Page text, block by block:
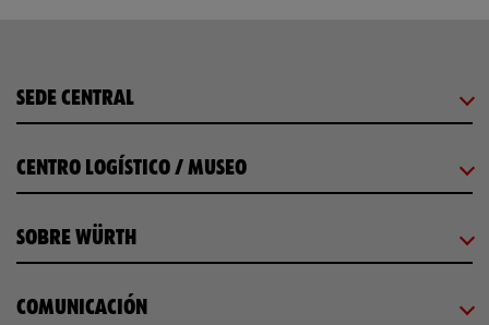
SEDE CENTRAL
CENTRO LOGÍSTICO / MUSEO
SOBRE WÜRTH
COMUNICACIÓN